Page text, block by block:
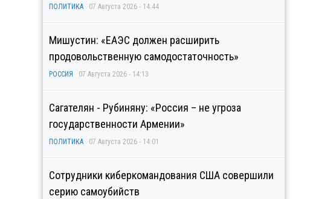
ПОЛИТИКА 07 Августа 2026 - 14:44
Мишустин: «ЕАЭС должен расширить
продовольственную самодостаточность»
РОССИЯ 07 Августа 2026 - 14:13
Сагателян - Рубиняну: «Россия – не угроза
государственности Армении»
ПОЛИТИКА 07 Августа 2026 - 14:01
Сотрудники киберкомандования США совершили
серию самоубийств